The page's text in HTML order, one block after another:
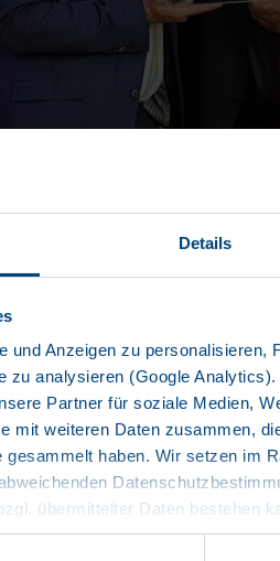
Details
und Anzeigen zu personalisieren,
zu analysieren (Google
Partner für soziale Medien,
mit weiteren Daten zusammen,
haben. Wir setzen im
übermittelter Daten bestehen
für Nachhaltigkeit
„Transport“ ausgelobt, die im
Unternehmen aus der